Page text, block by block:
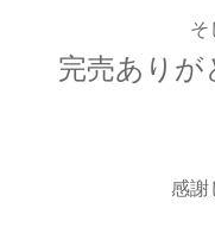
そ
完売あり
感謝